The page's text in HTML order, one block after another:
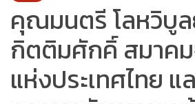
คุณมนตรี โลหวิบู
กิตติมศักคิ์ สมาคม
แห่งประเทศไทย แ